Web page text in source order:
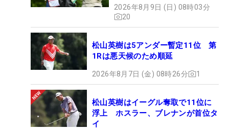
2026年8月9日 (日) 08時03分
20
松山英樹は5アンダー暫定11位 第
1Rは悪天候のため順延
2026年8月7日 (金) 08時26分 1
松山英樹はイーグル奪取で11位に
浮上 ホスラー、ブレナンが首位タ
イ